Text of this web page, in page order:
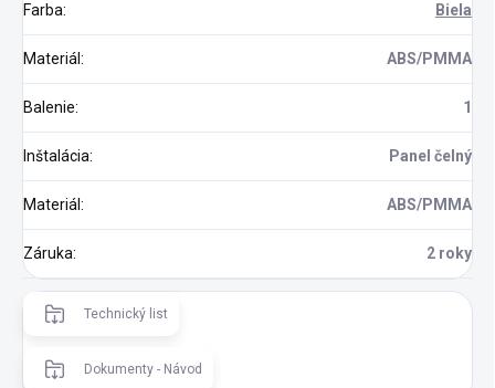
Farba: Biela
Materiál: ABS/PMMA
Balenie: 1
Inštalácia: Panel čelný
Materiál: ABS/PMMA
Záruka: 2 roky
Technický list
Dokumenty - Návod